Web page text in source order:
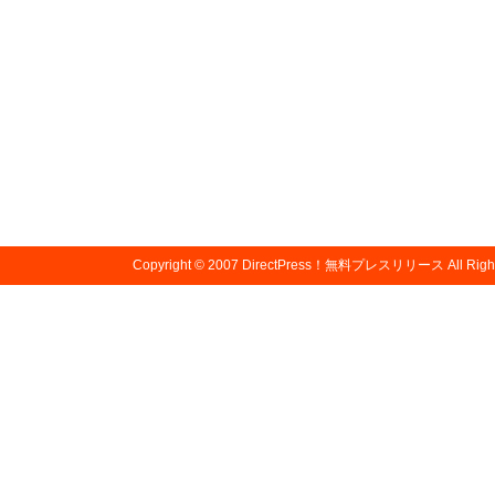
Copyright © 2007 DirectPress！無料プレスリリース All